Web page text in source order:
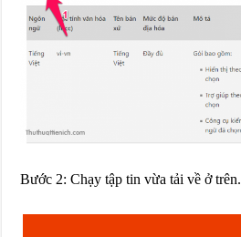
Bước 2: Chạy tập tin vừa tải về ở trên.